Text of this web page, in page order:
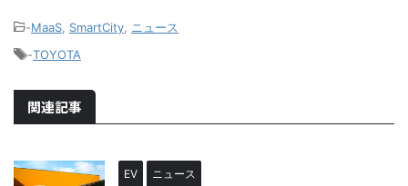
-MaaS SmartCity
ニュース
-TOYOTA
関連記事
EV ニュース